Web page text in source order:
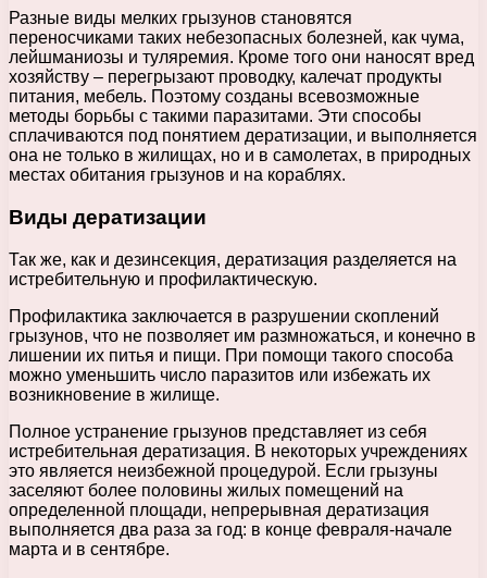
Разные виды мелких грызунов становятся
переносчиками таких небезопасных болезней, как чума,
лейшманиозы и туляремия. Кроме того они наносят вред
хозяйству – перегрызают проводку, калечат продукты
питания, мебель. Поэтому созданы всевозможные
методы борьбы с такими паразитами. Эти способы
сплачиваются под понятием дератизации, и выполняется
она не только в жилищах, но и в самолетах, в природных
местах обитания грызунов и на кораблях.
Виды дератизации
Так же, как и дезинсекция, дератизация разделяется на
истребительную и профилактическую.
Профилактика заключается в разрушении скоплений
грызунов, что не позволяет им размножаться, и конечно в
лишении их питья и пищи. При помощи такого способа
можно уменьшить число паразитов или избежать их
возникновение в жилище.
Полное устранение грызунов представляет из себя
истребительная дератизация. В некоторых учреждениях
это является неизбежной процедурой. Если грызуны
заселяют более половины жилых помещений на
определенной площади, непрерывная дератизация
выполняется два раза за год: в конце февраля-начале
марта и в сентябре.